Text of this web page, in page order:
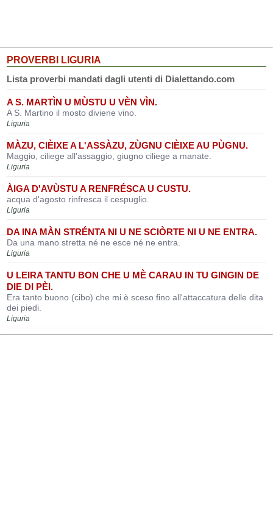
PROVERBI LIGURIA
Lista proverbi mandati dagli utenti di Dialettando.com
A S. MARTÌN U MÙSTU U VÈN VÌN.
A S. Martino il mosto diviene vino.
Liguria
MÀZU, CIÈIXE A L'ASSÀZU, ZÙGNU CIÈIXE AU PÙGNU.
Maggio, ciliege all'assaggio, giugno ciliege a manate.
Liguria
ÀIGA D'AVÙSTU A RENFRÉSCA U CUSTU.
acqua d'agosto rinfresca il cespuglio.
Liguria
DA INA MÀN STRÉNTA NI U NE SCIÒRTE NI U NE ENTRA.
Da una mano stretta né ne esce né ne entra.
Liguria
U LEIRA TANTU BON CHE U MÈ CARAU IN TU GINGIN DE
DIE DI PÈI.
Era tanto buono (cibo) che mi è sceso fino all'attaccatura delle dita
dei piedi.
Liguria